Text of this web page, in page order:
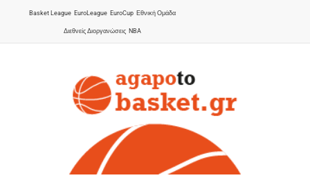
Basket League EuroLeague EuroCup Εθνική Ομάδα
Διεθνείς Διοργανώσεις NBA